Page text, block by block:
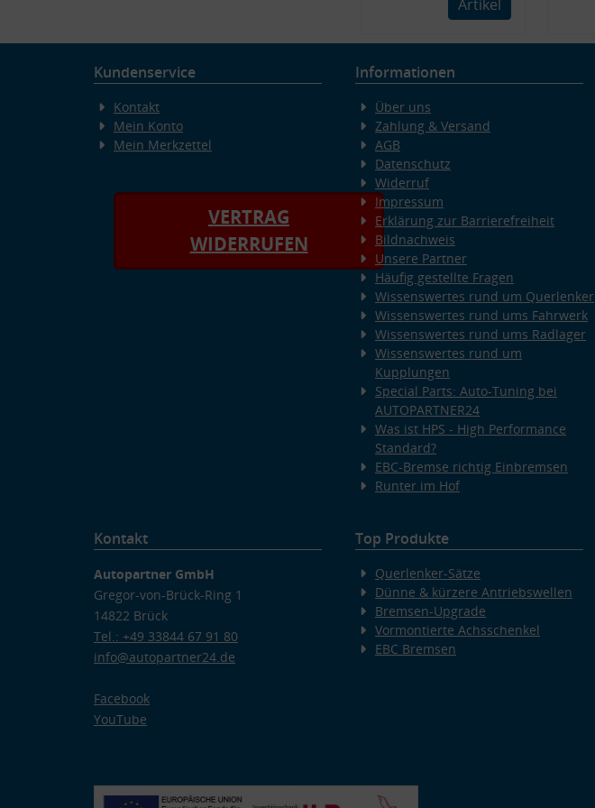
Artikel
Kundenservice
Kontakt
Mein Konto
Mein Merkzettel
VERTRAG
WIDERRUFEN
Informationen
Über uns
Zahlung & Versand
AGB
Datenschutz
Widerruf
Impressum
Erklärung zur Barrierefreiheit
Bildnachweis
Unsere Partner
Häufig gestellte Fragen
Wissenswertes rund um Querlenker
Wissenswertes rund ums Fahrwerk
Wissenswertes rund ums Radlager
Wissenswertes rund um
Kupplungen
Special Parts: Auto-Tuning bei
AUTOPARTNER24
Was ist HPS - High Performance
Standard?
EBC-Bremse richtig Einbremsen
Runter im Hof
Kontakt
Autopartner GmbH
Gregor-von-Brück-Ring 1
14822 Brück
Tel.: +49 33844 67 91 80
info@autopartner24.de
Facebook
YouTube
Top Produkte
Querlenker-Sätze
Dünne & kürzere Antriebswellen
Bremsen-Upgrade
Vormontierte Achsschenkel
EBC Bremsen